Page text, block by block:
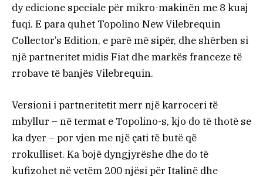
dy edicione speciale për mikro-makinën me 8 kuaj
fuqi. E para quhet Topolino New Vilebrequin
Collector’s Edition, e parë më sipër, dhe shërben si
një partneritet midis Fiat dhe markës franceze të
rrobave të banjës Vilebrequin.
Versioni i partneritetit merr një karroceri të
mbyllur – në termat e Topolino-s, kjo do të thotë se
ka dyer – por vjen me një çati të butë që
rrokulliset. Ka bojë dyngjyrëshe dhe do të
kufizohet në vetëm 200 njësi për Italinë dhe